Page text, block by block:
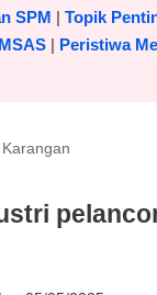
SPM | Topik
| Peristiwa